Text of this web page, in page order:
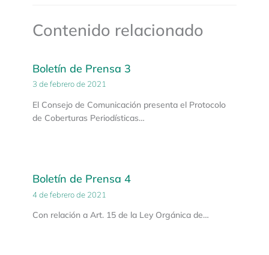
Contenido relacionado
Boletín de Prensa 3
3 de febrero de 2021
El Consejo de Comunicación presenta el Protocolo
de Coberturas Periodísticas…
Boletín de Prensa 4
4 de febrero de 2021
Con relación a Art. 15 de la Ley Orgánica de…